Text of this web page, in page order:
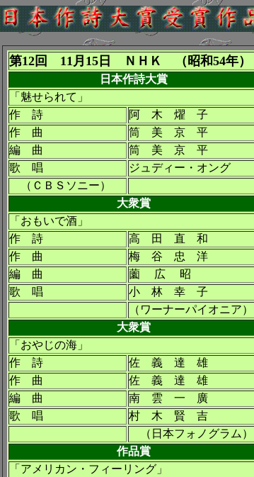
第12回 11月15日 ＮＨＫ （昭和54年）
日本作詩大賞
「魅せられて」
作 詩
阿 木 燿 子
作 曲
筒 美 京 平
編 曲
筒 美 京 平
歌 唱
ジュディー・オング
（ＣＢＳソニー）
大衆賞
「おもいで酒」
作 詩
高 田 直 和
作 曲
梅 谷 忠 洋
編 曲
薗 広 昭
歌 唱
小 林 幸 子
（ワーナーパイオニア）
大衆賞
「おやじの海」
作 詩
佐 義 達 雄
作 曲
佐 義 達 雄
編 曲
南 雲 一 廣
歌 唱
村 木 賢 吉
（日本フォノグラム）
作品賞
「アメリカン・フィーリング」